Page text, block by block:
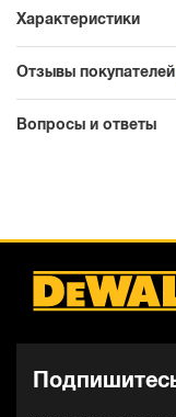
Характеристики
Отзывы покупателей
Вопросы и ответы